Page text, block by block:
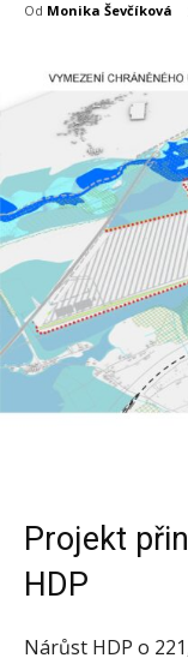
Od Monika Ševčíková
Projekt
HDP
Nárůst HDP o